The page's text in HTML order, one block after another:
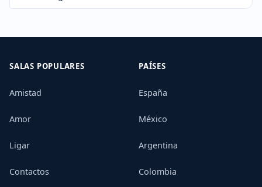
SALAS POPULARES
Amistad
Amor
Ligar
Contactos
PAÍSES
España
México
Argentina
Colombia